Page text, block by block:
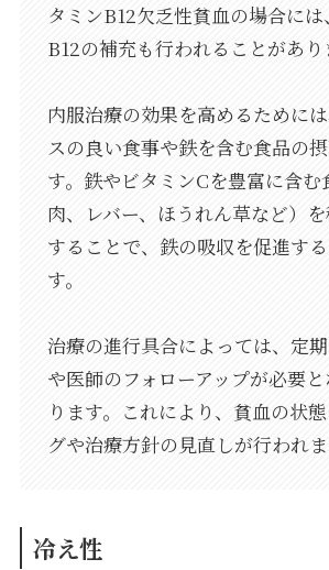
タミンB12欠乏性貧血の場合に
B12の補充も行われることがあり
内服治療の効果を高めるために
スの良い食事や鉄を含む食品の
す。鉄やビタミンCを豊富に含む
肉、レバー、ほうれん草など）
することで、鉄の吸収を促進す
す。
治療の進行具合によっては、定
や医師のフォローアップが必要
ります。これにより、貧血の状
グや治療方針の見直しが行われま
冷え性